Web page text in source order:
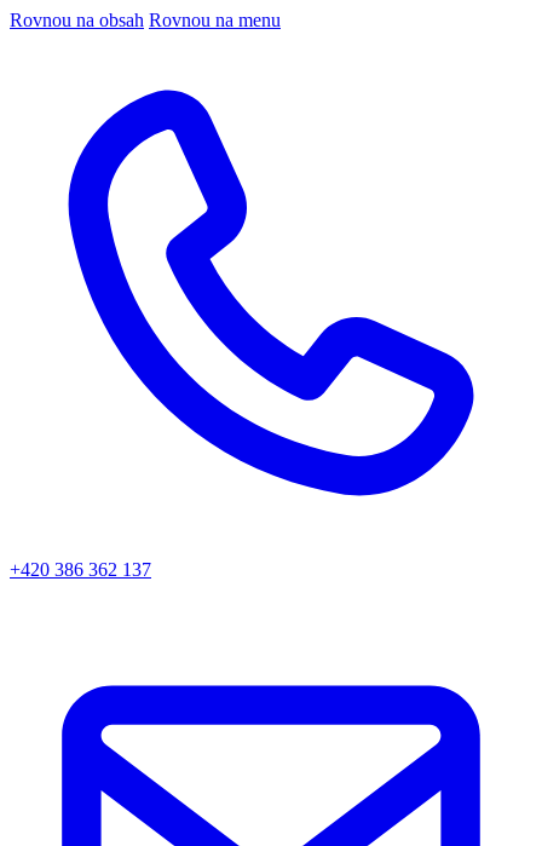
Rovnou na obsah Rovnou na menu
+420 386 362 137